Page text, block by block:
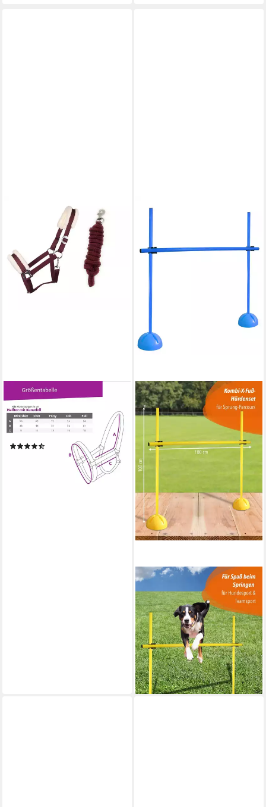
ARBO-INOX®
Reithalfter Halfter-Set Starter
mit Kunstfell Halfter und
Führstrick
lieferbar - in 2-3 Werktagen bei dir
+1
SPORTIKEL24
Hürde X-Fuß Hürdenset mit
Stange 100 cm Farbe Blau,
Leichte Montage
ab 23,95 € UVP29,95 €
-20%
lieferbar - in 2-3 Werktagen bei dir